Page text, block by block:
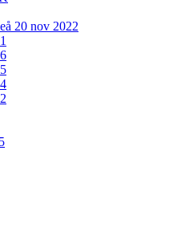
20 nov 2022